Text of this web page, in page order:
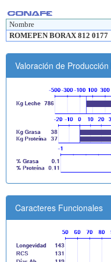
Nombre
ROMEPEN BORAX 812 0177
Valoración de Producción
Caracteres Funcionales